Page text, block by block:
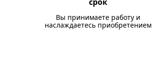
Вы принимаете работу и
наслаждаетесь приобретением